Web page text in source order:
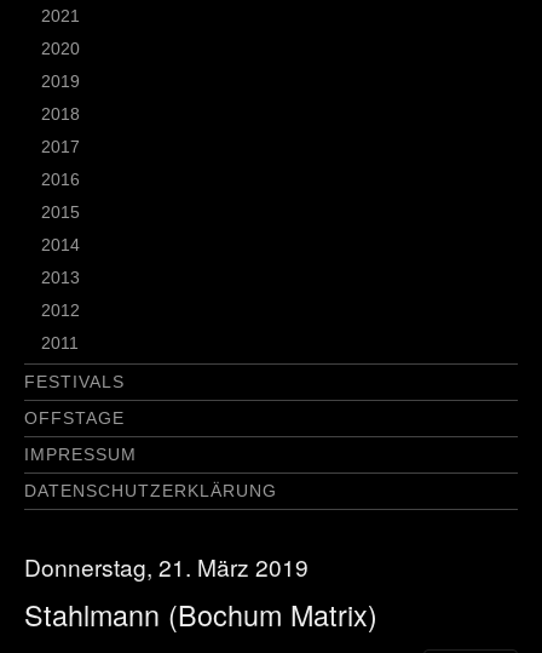
2021
2020
2019
2018
2017
2016
2015
2014
2013
2012
2011
FESTIVALS
OFFSTAGE
IMPRESSUM
DATENSCHUTZERKLÄRUNG
Donnerstag, 21. März 2019
Stahlmann (Bochum Matrix)